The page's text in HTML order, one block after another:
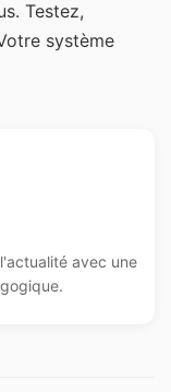
Testez,
système
avec une